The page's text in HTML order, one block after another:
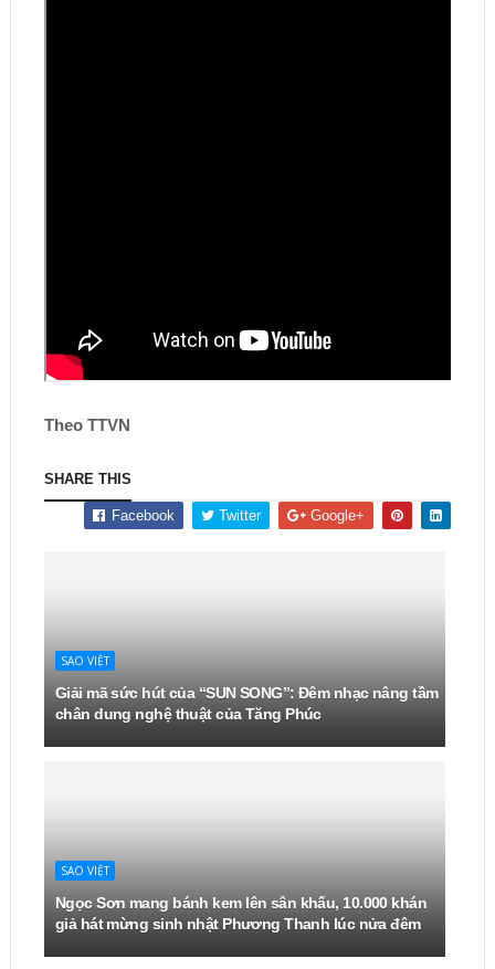
Theo TTVN
SHARE THIS
Facebook Twitter Google+
SAO VIỆT
Giải mã sức hút của “SUN SONG”: Đêm nhạc nâng tầm
chân dung nghệ thuật của Tăng Phúc
SAO VIỆT
Ngọc Sơn mang bánh kem lên sân khấu, 10.000 khán
giả hát mừng sinh nhật Phương Thanh lúc nửa đêm